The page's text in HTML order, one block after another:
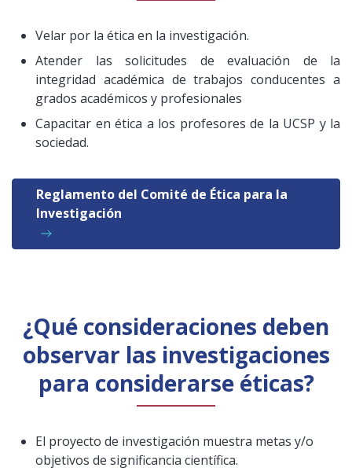
Velar por la ética en la investigación.
Atender las solicitudes de evaluación de la
integridad académica de trabajos conducentes a
grados académicos y profesionales
Capacitar en ética a los profesores de la UCSP y la
sociedad.
Reglamento del Comité de Ética para la
Investigación
¿Qué consideraciones deben
observar las investigaciones
para considerarse éticas?
El proyecto de investigación muestra metas y/o
objetivos de significancia científica.